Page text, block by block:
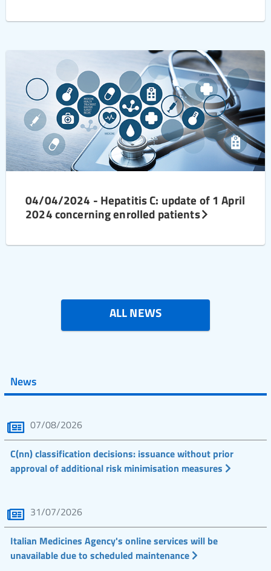
04/04/2024 - Hepatitis C: update of 1 April
2024 concerning enrolled patients
ALL NEWS
News
07/08/2026
C(nn) classification decisions: issuance without prior
approval of additional risk minimisation measures
31/07/2026
Italian Medicines Agency's online services will be
unavailable due to scheduled maintenance